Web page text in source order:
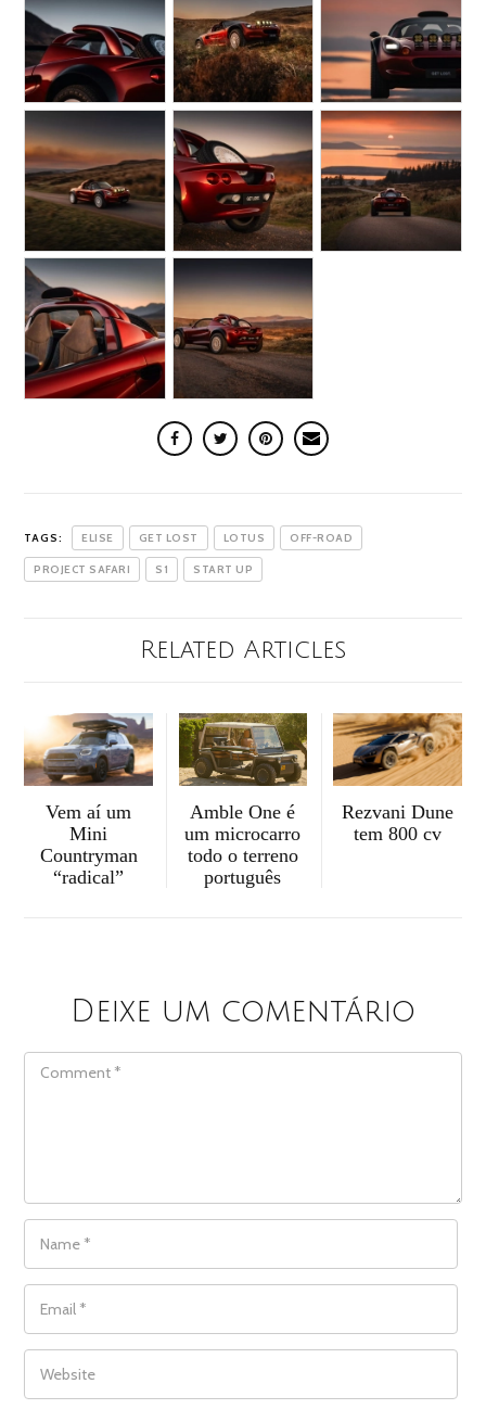
TAGS: ELISE GET LOST LOTUS OFF-ROAD
PROJECT SAFARI S1 START UP
Related Articles
Vem aí um
Mini
Countryman
“radical”
Amble One é
um microcarro
todo o terreno
português
Rezvani Dune
tem 800 cv
Deixe um comentário
COMMENT
NAME
EMAIL
WEBSITE